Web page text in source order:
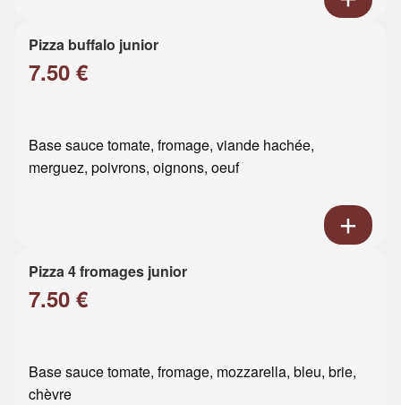
Pizza buffalo junior
7.50 €
Base sauce tomate, fromage, viande hachée,
merguez, poivrons, oignons, oeuf
Pizza 4 fromages junior
7.50 €
Base sauce tomate, fromage, mozzarella, bleu, brie,
chèvre